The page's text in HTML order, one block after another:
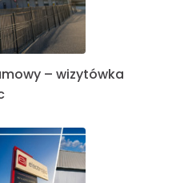
– wizytówka